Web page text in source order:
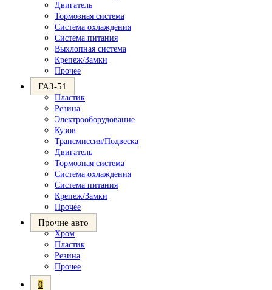
Двигатель
Тормозная система
Система охлаждения
Система питания
Выхлопная система
Крепеж/Замки
Прочее
ГАЗ-51
Пластик
Резина
Электрооборудование
Кузов
Трансмиссия/Подвеска
Двигатель
Тормозная система
Система охлаждения
Система питания
Крепеж/Замки
Прочее
Прочие авто
Хром
Пластик
Резина
Прочее
0